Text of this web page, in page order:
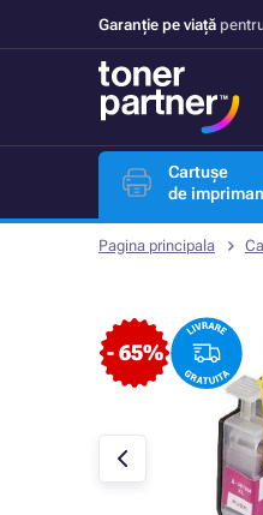
Garanție pe viață
Cartușe
de
Pagina principala
- 65%